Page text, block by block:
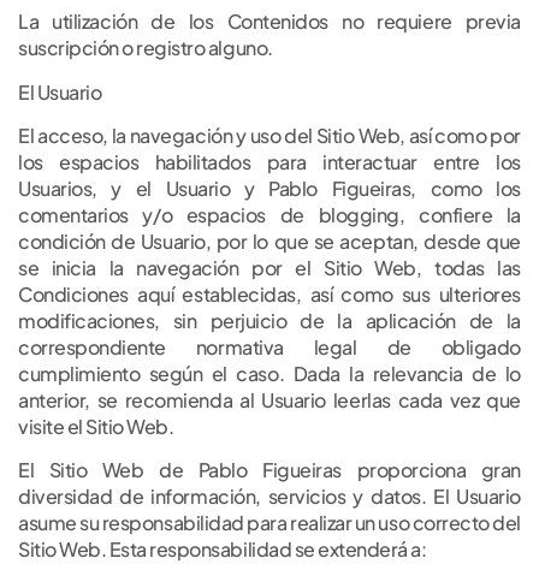
La utilización de los Contenidos no requiere previa
suscripción o registro alguno.
El Usuario
El acceso, la navegación y uso del Sitio Web, así como por
los espacios habilitados para interactuar entre los
Usuarios, y el Usuario y Pablo Figueiras, como los
comentarios y/o espacios de blogging, confiere la
condición de Usuario, por lo que se aceptan, desde que
se inicia la navegación por el Sitio Web, todas las
Condiciones aquí establecidas, así como sus ulteriores
modificaciones, sin perjuicio de la aplicación de la
correspondiente normativa legal de obligado
cumplimiento según el caso. Dada la relevancia de lo
anterior, se recomienda al Usuario leerlas cada vez que
visite el Sitio Web.
El Sitio Web de Pablo Figueiras proporciona gran
diversidad de información, servicios y datos. El Usuario
asume su responsabilidad para realizar un uso correcto del
Sitio Web. Esta responsabilidad se extenderá a: